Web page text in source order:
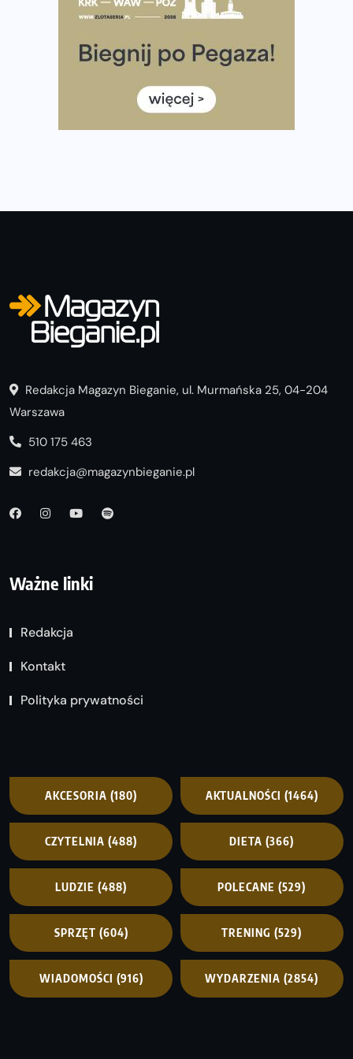
Rozbiegany Olsztyn szykuje się na weekend z
Już w tę sobotę 35. Bieg Powstania Warszawskiego.
Wystartuje rekordowa liczba uczestników
35. Bieg Powstania Warszawskiego – praktyczny
poradnik przed startem
Redakcja Magazyn Bieganie, ul. Murmańska 25, 04-204
Warszawa
510 175 463
redakcja@magazynbieganie.pl
Ważne linki
Redakcja
Kontakt
Polityka prywatności
AKCESORIA (180) AKTUALNOŚCI (1464)
CZYTELNIA (488) DIETA (366)
LUDZIE (488) POLECANE (529)
SPRZĘT (604) TRENING (529)
WIADOMOŚCI (916) WYDARZENIA (2854)